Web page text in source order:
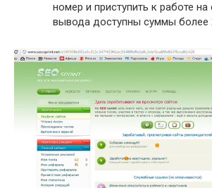
номер и приступить к работе на
вывода доступны суммы более